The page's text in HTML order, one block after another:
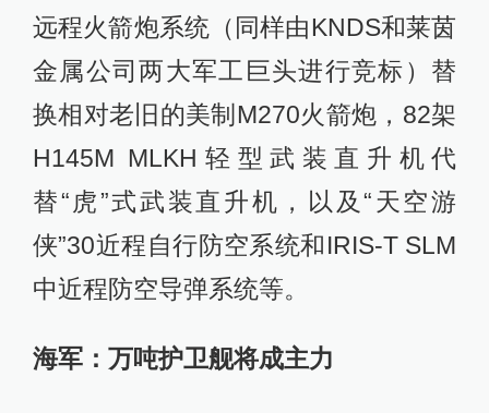
远程火箭炮系统（同样由KNDS和莱茵
金属公司两大军工巨头进行竞标）替
换相对老旧的美制M270火箭炮，82架
H145M MLKH轻型武装直升机代
替“虎”式武装直升机，以及“天空游
侠”30近程自行防空系统和IRIS-T SLM
中近程防空导弹系统等。
海军：万吨护卫舰将成主力